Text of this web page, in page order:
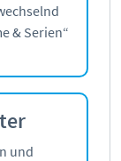
& Serien“
und